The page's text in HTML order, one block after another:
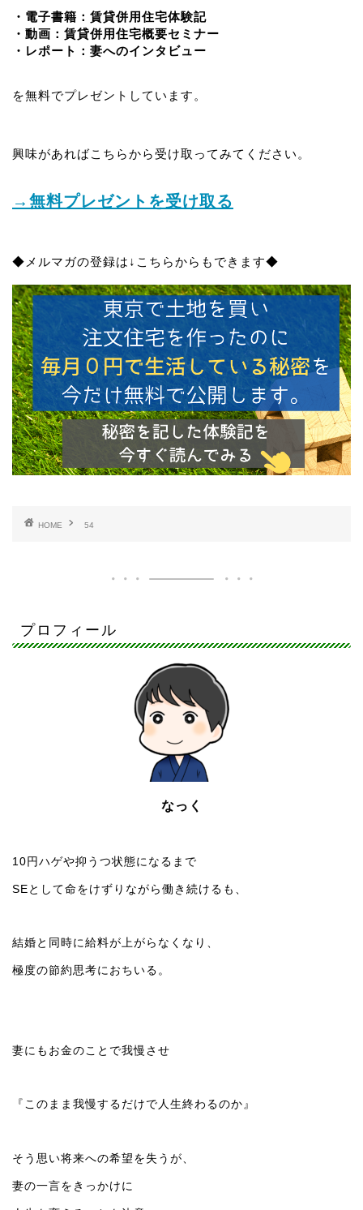
・電子書籍：賃貸併用住宅体験記
・動画：賃貸併用住宅概要セミナー
・レポート：妻へのインタビュー
を無料でプレゼントしています。
興味があればこちらから受け取ってみてください。
→無料プレゼントを受け取る
◆メルマガの登録は↓こちらからもできます◆
HOME 54
プロフィール
なっく
10円ハゲや抑うつ状態になるまで
SEとして命をけずりながら働き続けるも、
結婚と同時に給料が上がらなくなり、
極度の節約思考におちいる。
妻にもお金のことで我慢させ
『このまま我慢するだけで人生終わるのか』
そう思い将来への希望を失うが、
妻の一言をきっかけに